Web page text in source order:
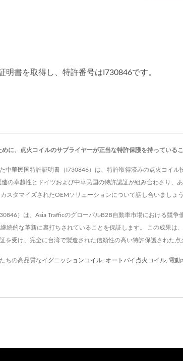
明書を取得し、特許番号はI730846です。
ンコイル
に、点火コイルのサプライヤーが正当な特許保護を持っている
中華民国特許証明書（I730846）は、特許取得済みの点火コイ
の卓越性とドイツおよび中華民国の特許認証が組み合わさり
スタマイズされたOEMソリューションについて話し合いましょう
）は、Asia TrafficのグローバルB2B自動車市場における競
続的な革新に裏打ちされていることを保証します。 この成果
を受け、完全に台湾で製造された信頼性の高い特許保護された
ちの高品質なイグニッションコイル オートバイ点火コイル 電動